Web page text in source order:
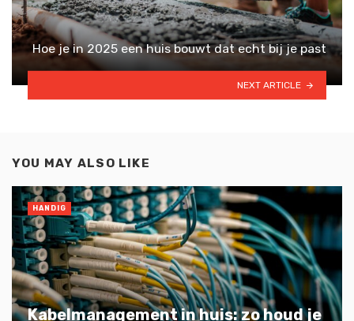
Hoe je in 2025 een huis bouwt dat echt bij je past
NEXT ARTICLE
YOU MAY ALSO LIKE
Kabelmanagement in huis: zo houd je
HANDIG